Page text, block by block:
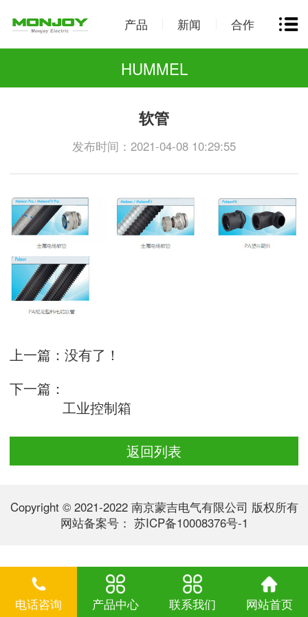
产品 新闻 合作
HUMMEL
软管
发布时间：2021-04-08 10:29:55
上一篇：没有了！
下一篇：
工业控制箱
返回列表
Copyright © 2021-2022 南京蒙吉电气有限公司 版权所有
网站备案号： 苏ICP备10008376号-1
电话咨询 产品中心 联系我们 网站首页